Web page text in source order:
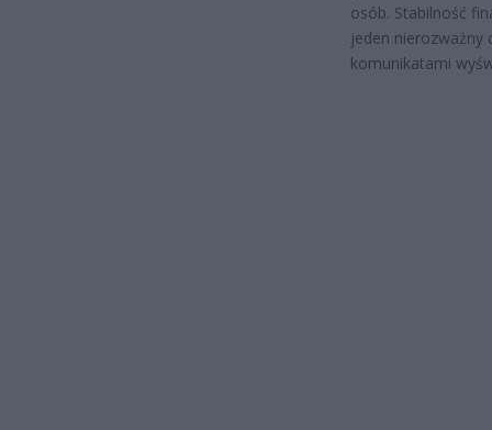
osób. Stabilność
jeden nierozważny
komunikatami